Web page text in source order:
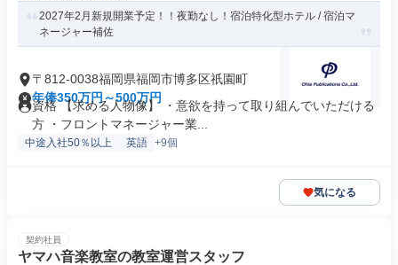
2027年2月新規開業予定！！夜勤なし！宿泊特化型ホテル / 宿泊マ
ネージャー補佐
〒812-0038福岡県福岡市博多区祇園町
年俸350万円～500万円
資格 【求める人物像】 ・意欲を持って取り組んでいただける
方 ・フロントマネージャー業...
中途入社50％以上 英語 +9個
気になる
契約社員
ヤマハ音楽教室の教室運営スタッフ